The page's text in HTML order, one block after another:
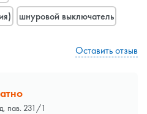
шнуровой выключатель
Оставить отзыв
пав. 231/1